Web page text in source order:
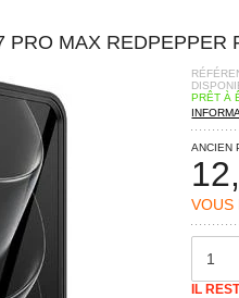
PRO MAX REDPEPPER
PRÊT À
ANCIEN
VOUS
IL